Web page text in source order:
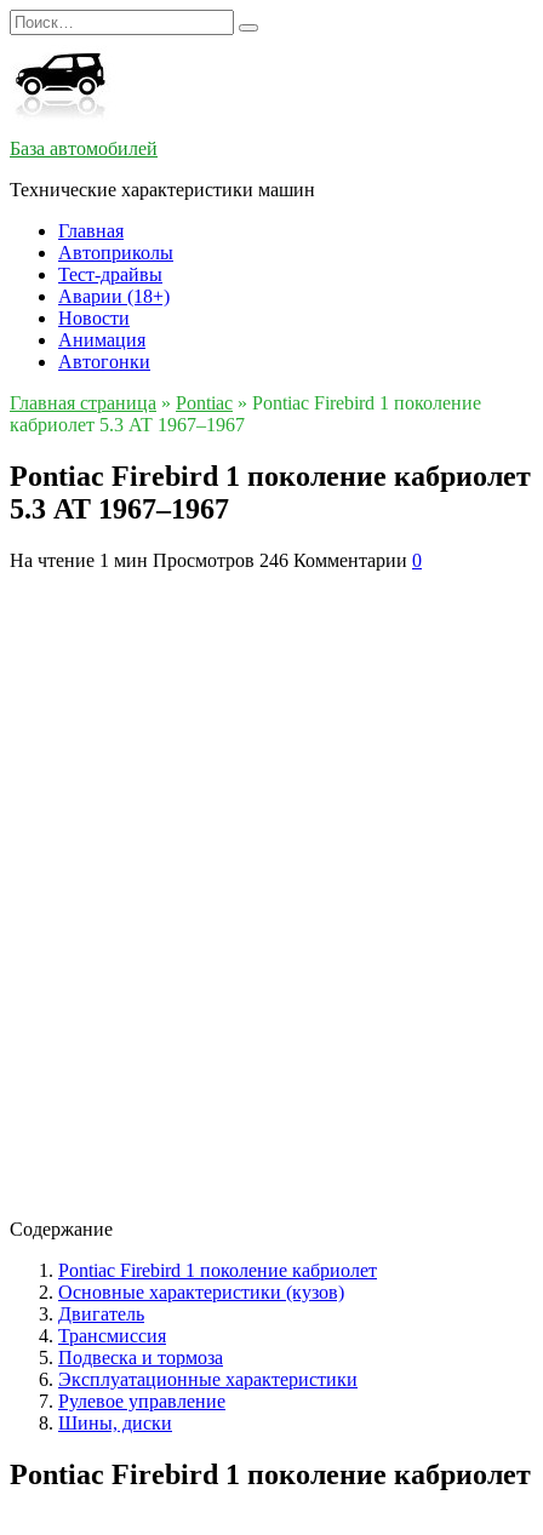
Перейти
к
содержанию
Search
for:
База автомобилей
Технические характеристики машин
Главная
Автоприколы
Тест-драйвы
Аварии (18+)
Новости
Анимация
Автогонки
Главная страница » Pontiac » Pontiac Firebird 1 поколение
кабриолет 5.3 AT 1967–1967
Pontiac Firebird 1 поколение кабриолет
5.3 AT 1967–1967
На чтение 1 мин Просмотров 246 Комментарии 0
Содержание
Pontiac Firebird 1 поколение кабриолет
Основные характеристики (кузов)
Двигатель
Трансмиссия
Подвеска и тормоза
Эксплуатационные характеристики
Рулевое управление
Шины, диски
Pontiac Firebird 1 поколение кабриолет